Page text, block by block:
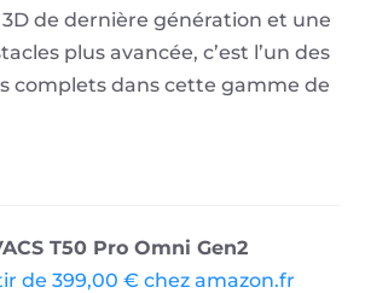
de dernière génération et une
plus avancée, c’est l’un des
complets dans cette gamme de
T50 Pro Omni Gen2
de 399,00 € chez amazon.fr